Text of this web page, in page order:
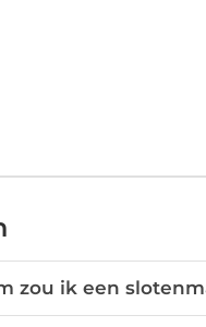
zou ik een